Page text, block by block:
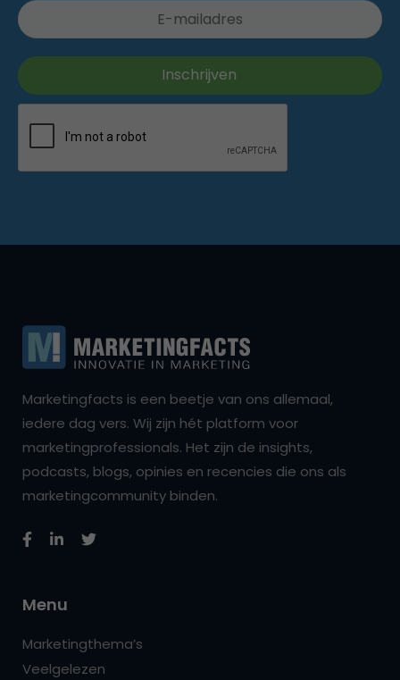
Marketingfacts is een beetje van ons allemaal,
iedere dag vers. Wij zijn hét platform voor
marketingprofessionals. Het zijn de insights,
podcasts, blogs, opinies en recencies die ons als
marketingcommunity binden.
Menu
Marketingthema’s
Veelgelezen